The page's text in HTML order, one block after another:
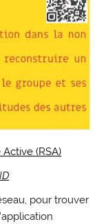
(RSA)
pour trouver